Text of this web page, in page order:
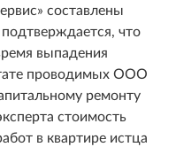
составлены
что
выпадения
проводимых ООО
ремонту
стоимость
в квартире истца